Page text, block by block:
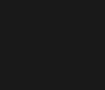
ventana)
ventana)